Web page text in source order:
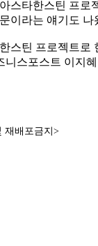
스타한스틴 프로
이라는 얘기도 나
스틴 프로젝트로
니스포스트 이지
재배포금지>